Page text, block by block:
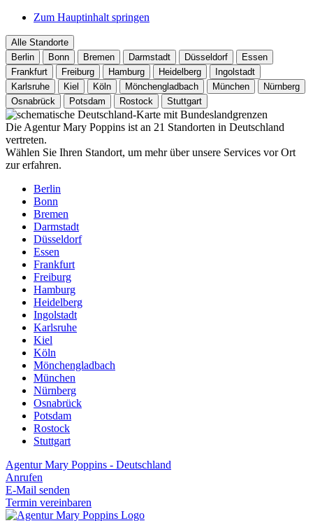
Zum Hauptinhalt springen
Alle Standorte
Berlin
Bonn Bremen Darmstadt Düsseldorf
Essen
Frankfurt
Freiburg Hamburg Heidelberg
Ingolstadt
Karlsruhe
Kiel Köln Mönchengladbach München
Nürnberg
Osnabrück
Potsdam Rostock Stuttgart
Die Agentur Mary Poppins ist an 21 Standorten in Deutschland
vertreten.
Wählen Sie Ihren Standort, um mehr über unsere Services vor Ort
zur erfahren.
Berlin
Bonn
Bremen
Darmstadt
Düsseldorf
Essen
Frankfurt
Freiburg
Hamburg
Heidelberg
Ingolstadt
Karlsruhe
Kiel
Köln
Mönchengladbach
München
Nürnberg
Osnabrück
Potsdam
Rostock
Stuttgart
Agentur Mary Poppins - Deutschland
Anrufen
E-Mail senden
Termin vereinbaren